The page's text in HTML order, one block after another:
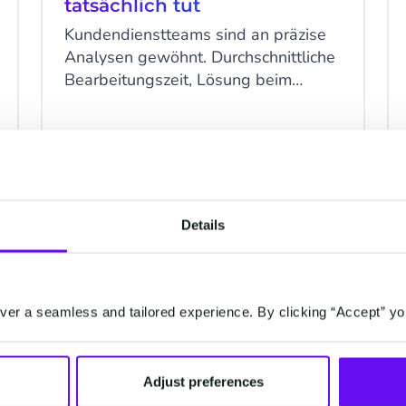
Details
a seamless and tailored experience. By clicking “Accept”
Adjust preferences
tatsächlich tut
Kundendienstteams sind an präzise
Analysen gewöhnt. Durchschnittliche
Bearbeitungszeit, Lösung beim